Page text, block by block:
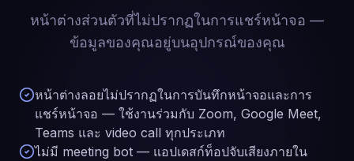
หน้าต่างส่วนตัวที่ไม่ปรากฏในการแชร์หน้าจอ —
ข้อมูลของคุณอยู่บนอุปกรณ์ของคุณ
หน้าต่างลอยไม่ปรากฏในการบันทึกหน้าจอและการ
แชร์หน้าจอ — ใช้งานร่วมกับ Zoom, Google Meet,
Teams และ video call ทุกประเภท
ไม่มี meeting bot — แอปเดสก์ท็อปจับเสียงภายใน